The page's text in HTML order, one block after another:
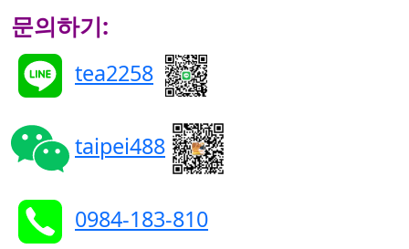
문의하기:
tea2258
taipei488
0984-183-810